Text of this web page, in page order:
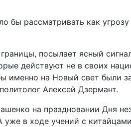
бы рассматривать как
посылает ясный
действуют не в своих
на Новый свет были
Алексей Дзермант.
на праздновании Дня
в ходе учений с